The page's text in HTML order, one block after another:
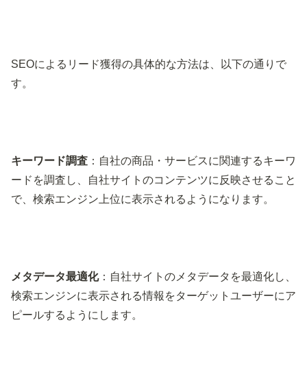
SEOによるリード獲得の具体的な方法は、以下の通りで
す。
キーワード調査 ：自社の商品・サービスに関連するキーワ
ードを調査し、自社サイトのコンテンツに反映させること
で、検索エンジン上位に表示されるようになります。
メタデータ最適化：自社サイトのメタデータを最適化し、
検索エンジンに表示される情報をターゲットユーザーにア
ピールするようにします。